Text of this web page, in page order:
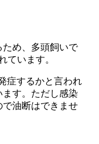
ため、多頭飼いで
ています。
症するかと言われ
す。ただし感染
油断はできませ